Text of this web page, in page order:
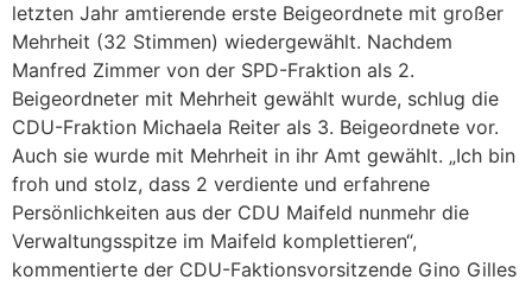
letzten Jahr amtierende erste Beigeordnete mit großer
Mehrheit (32 Stimmen) wiedergewählt. Nachdem
Manfred Zimmer von der SPD-Fraktion als 2.
Beigeordneter mit Mehrheit gewählt wurde, schlug die
CDU-Fraktion Michaela Reiter als 3. Beigeordnete vor.
Auch sie wurde mit Mehrheit in ihr Amt gewählt. „Ich bin
froh und stolz, dass 2 verdiente und erfahrene
Persönlichkeiten aus der CDU Maifeld nunmehr die
Verwaltungsspitze im Maifeld komplettieren“,
kommentierte der CDU-Faktionsvorsitzende Gino Gilles